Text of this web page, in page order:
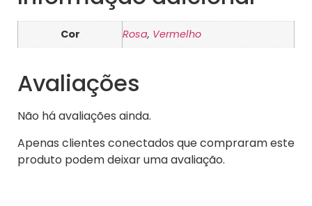
Cor Rosa, Vermelho
Avaliações
Não há avaliações ainda.
Apenas clientes conectados que compraram este
produto podem deixar uma avaliação.